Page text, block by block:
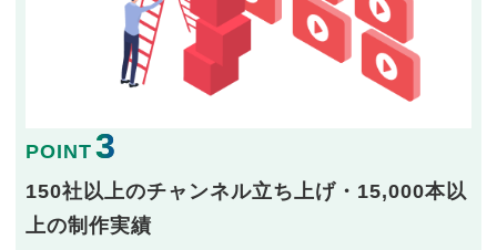
POINT 3
150社以上のチャンネル立ち上げ・15,000本以
上の制作実績